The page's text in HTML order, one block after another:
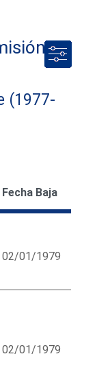
de
(1977-
Fecha Baja
02/01/1979
02/01/1979